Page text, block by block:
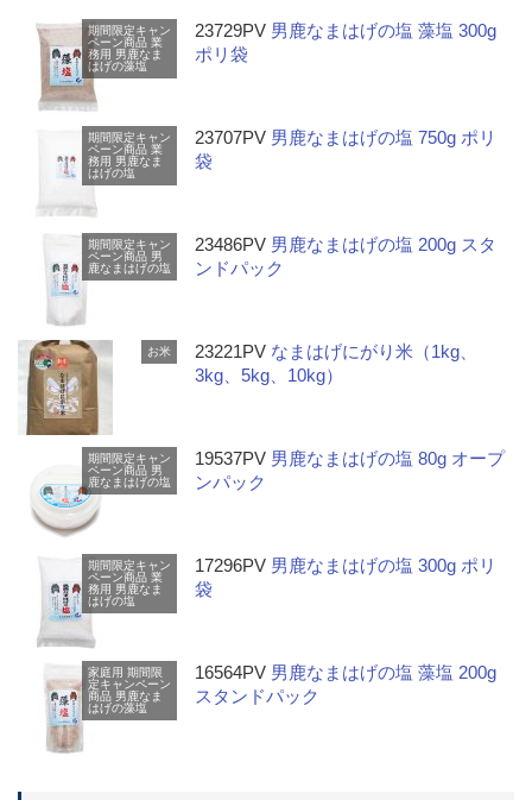
期間限定キャン
ペーン商品 業
務用 男鹿なま
はげの藻塩
23729PV 男鹿なまはげの塩 藻塩 300g
ポリ袋
期間限定キャン
ペーン商品 業
務用 男鹿なま
はげの塩
23707PV 男鹿なまはげの塩 750g ポリ
袋
期間限定キャン
ペーン商品 男
鹿なまはげの塩
23486PV 男鹿なまはげの塩 200g スタ
ンドパック
お米 23221PV なまはげにがり米（1kg、
3kg、5kg、10kg）
期間限定キャン
ペーン商品 男
鹿なまはげの塩
19537PV 男鹿なまはげの塩 80g オープ
ンパック
期間限定キャン
ペーン商品 業
務用 男鹿なま
はげの塩
17296PV 男鹿なまはげの塩 300g ポリ
袋
家庭用 期間限
定キャンペーン
商品 男鹿なま
はげの藻塩
16564PV 男鹿なまはげの塩 藻塩 200g
スタンドパック